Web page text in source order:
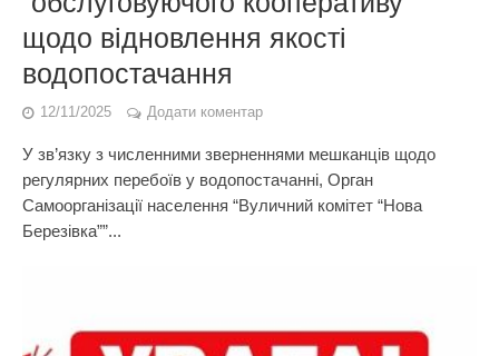
щодо відновлення якості
водопостачання
12/11/2025 Додати коментар
У зв’язку з численними зверненнями мешканців щодо
регулярних перебоїв у водопостачанні, Орган
Самоорганізації населення “Вуличний комітет “Нова
Березівка””...